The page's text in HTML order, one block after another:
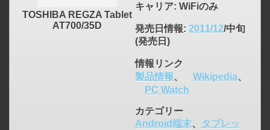
TOSHIBA REGZA Tablet
AT700/35D
キャリア: WiFiのみ
発売日情報: 2011/12/中旬
(発売日)
情報リンク
製品情報、 Wikipedia、
PC Watch
カテゴリー
Android端末、
タブレッ